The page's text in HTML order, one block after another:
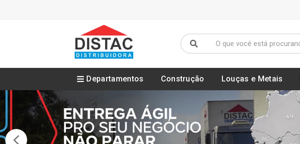
Departamentos Construção Louças e Metais